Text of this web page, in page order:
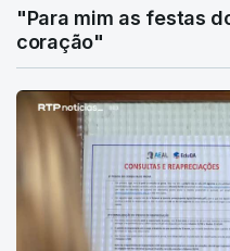
"Para mim as festas
coração"